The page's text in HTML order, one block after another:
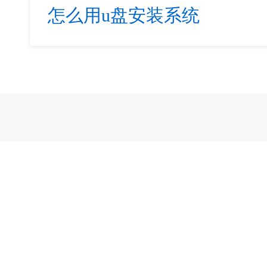
怎么用u盘安装系统